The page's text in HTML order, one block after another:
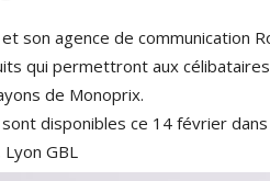
son agence de communication
qui permettront aux
de Monoprix.
disponibles ce 14 février
Lyon GBL